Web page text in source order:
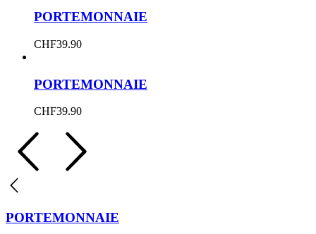
PORTEMONNAIE
CHF39.90
PORTEMONNAIE
CHF39.90
PORTEMONNAIE